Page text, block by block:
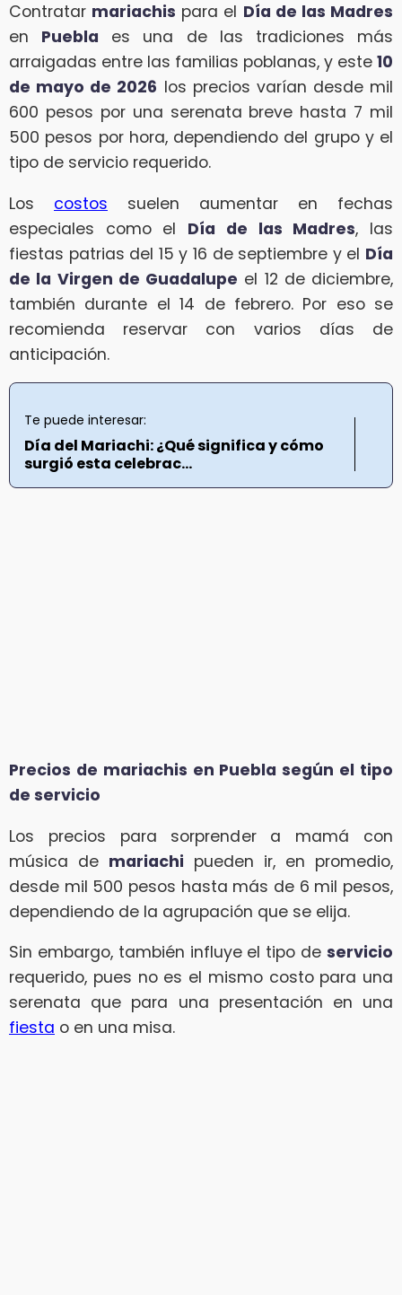
Contratar mariachis para el Día de las Madres
en Puebla es una de las tradiciones más
arraigadas entre las familias poblanas, y este 10
de mayo de 2026 los precios varían desde mil
600 pesos por una serenata breve hasta 7 mil
500 pesos por hora, dependiendo del grupo y el
tipo de servicio requerido.
Los costos suelen aumentar en fechas
especiales como el Día de las Madres, las
fiestas patrias del 15 y 16 de septiembre y el Día
de la Virgen de Guadalupe el 12 de diciembre,
también durante el 14 de febrero. Por eso se
recomienda reservar con varios días de
anticipación.
Te puede interesar:
Día del Mariachi: ¿Qué significa y cómo
surgió esta celebrac...
Precios de mariachis en Puebla según el tipo
de servicio
Los precios para sorprender a mamá con
música de mariachi pueden ir, en promedio,
desde mil 500 pesos hasta más de 6 mil pesos,
dependiendo de la agrupación que se elija.
Sin embargo, también influye el tipo de servicio
requerido, pues no es el mismo costo para una
serenata que para una presentación en una
fiesta o en una misa.